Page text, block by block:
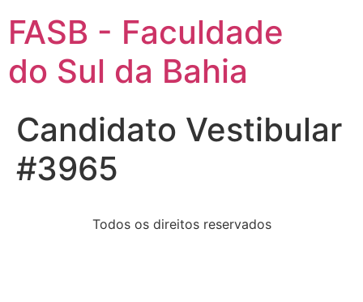
FASB - Faculdade
do Sul da Bahia
Candidato Vestibular
#3965
Todos os direitos reservados